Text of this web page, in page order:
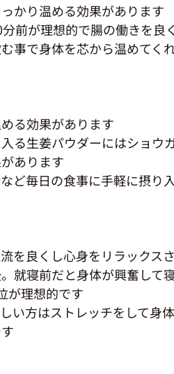
かり温める効果があります
前が理想的で腸の働きを良
事で身体を芯から温めてく
る効果があります
る生姜パウダーにはショウ
あります
ど毎日の食事に手軽に摂り
を良くし心身をリラックス
就寝前だと身体が興奮して
が理想的です
い方はストレッチをして身